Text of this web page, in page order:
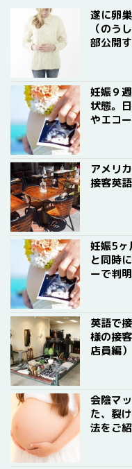
遂に卵
（のう
部公開す
妊娠９
状態。
やエコ
アメリ
接客英
妊娠5ヶ
と同時
ーで判
英語で
様の接
店員編）
会陰マ
た、裂
法をご